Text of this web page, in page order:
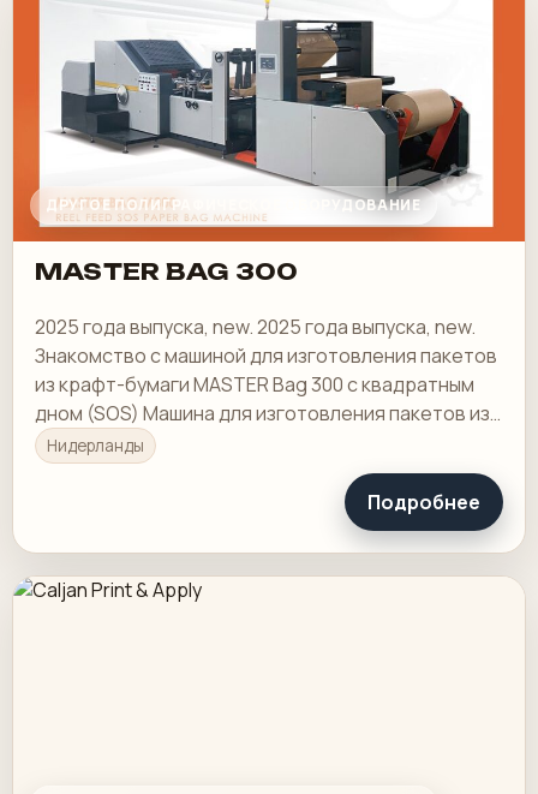
ДРУГОЕ ПОЛИГРАФИЧЕСКОЕ ОБОРУДОВАНИЕ
MASTER BAG 300
2025 года выпуска, new. 2025 года выпуска, new.
Знакомство с машиной для изготовления пакетов
из крафт-бумаги MASTER Bag 300 с квадратным
дном (SOS) Машина для изготовления пакетов из
крафт-бумаги MASTER Bag 300 с квадратным
дном…
Нидерланды
Подробнее